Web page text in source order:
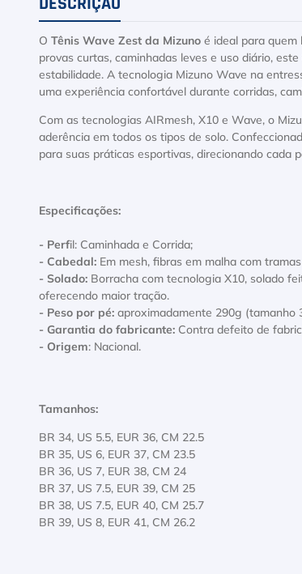
O Tênis Wave Zest da Mizuno é ideal para quem
provas curtas, caminhadas leves e uso diário,
estabilidade. A tecnologia Mizuno Wave na
uma experiência confortável durante corridas,
Com as tecnologias AIRmesh, X10 e Wave, o
aderência em todos os tipos de solo.
para suas práticas esportivas, direcionando cada
Especificações:
- Perfil: Caminhada e Corrida;
- Cabedal: Em mesh, fibras em malha com
- Solado: Borracha com tecnologia X10, solado
oferecendo maior tração.
- Peso por pé: aproximadamente 290g (tamanho
- Garantia do fabricante: Contra defeito de
- Origem: Nacional.
Tamanhos:
BR 34, US 5.5, EUR 36, CM 22.5
BR 35, US 6, EUR 37, CM 23.5
BR 36, US 7, EUR 38, CM 24
BR 37, US 7.5, EUR 39, CM 25
BR 38, US 7.5, EUR 40, CM 25.7
BR 39, US 8, EUR 41, CM 26.2